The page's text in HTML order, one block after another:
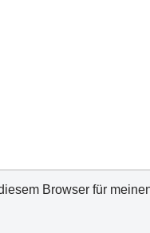
Browser für